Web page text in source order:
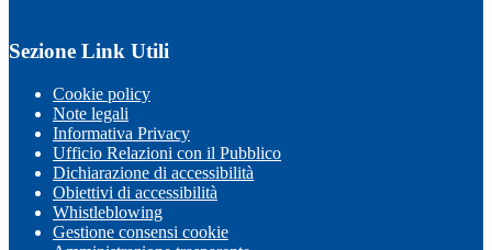
Sezione Link Utili
Cookie policy
Note legali
Informativa Privacy
Ufficio Relazioni con il Pubblico
Dichiarazione di accessibilità
Obiettivi di accessibilità
Whistleblowing
Gestione consensi cookie